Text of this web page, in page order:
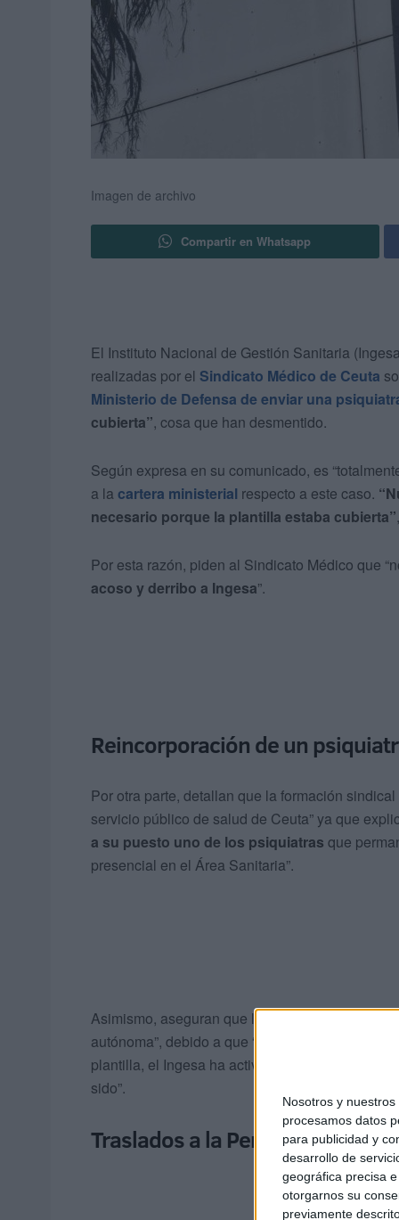
Nosotros y nuestros
procesamos datos
para publicidad y
desarrollo de
geográfica precisa
otorgarnos su
previamente
Imagen de archivo
Compartir en Whatsapp
El Instituto Nacional de Gestión Sanitaria
realizadas por el Sindicato Médico de Ceuta
Ministerio de Defensa de enviar una
cubierta”, cosa que han desmentido.
Según expresa en su comunicado, es
a la cartera ministerial respecto a este caso.
necesario porque la plantilla estaba cubierta”
Por esta razón, piden al Sindicato Médico que
acoso y derribo a Ingesa”.
Reincorporación de un
Por otra parte, detallan que la formación
servicio público de salud de Ceuta” ya que
a su puesto uno de los psiquiatras que
presencial en el Área Sanitaria”.
Asimismo, aseguran que la atención psiquiátrica
autónoma”, debido a que “desde el momento
plantilla, el Ingesa ha activado todas las
vías
sido”.
Traslados a la Península